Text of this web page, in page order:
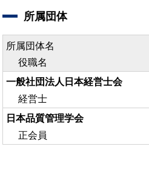
所属団体
所属団体名
役職名
一般社団法人日本経営士会
経営士
日本品質管理学会
正会員